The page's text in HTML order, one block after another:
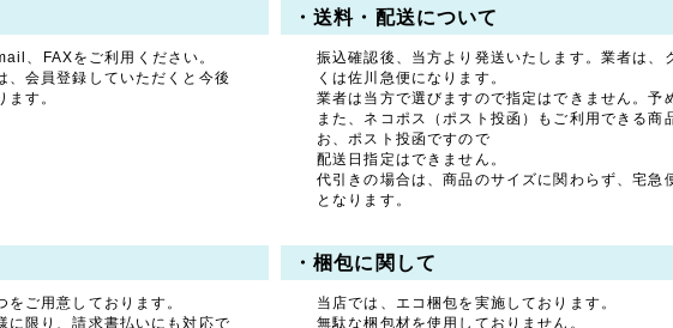
、FAXをご利用ください。
、会員登録していただくと今後
す。
・送料・配送について
振込確認後、当方より発送いたします。業者は、
くは佐川急便になります。
業者は当方で選びますので指定はできません。予
また、ネコポス（ポスト投函）もご利用できる商
お、ポスト投函ですので
配送日指定はできません。
代引きの場合は、商品のサイズに関わらず、宅急
となります。
ご用意しております。
に限り、請求書払いにも対応で
・梱包に関して
当店では、エコ梱包を実施しております。
無駄な梱包材を使用しておりません。